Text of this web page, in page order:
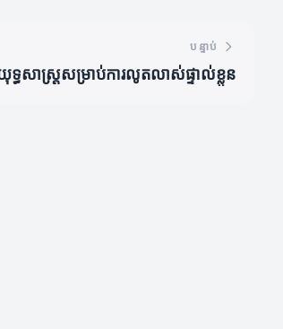
បន្ទាប់
ទ្ធសាស្ត្រសម្រាប់ការលូតលាស់ផ្ទាល់ខ្លួន